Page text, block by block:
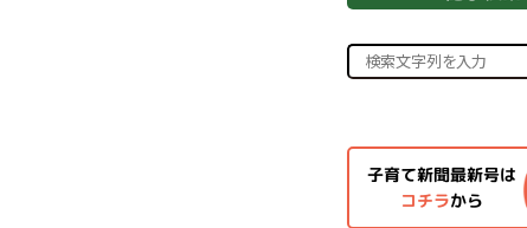
子育て新聞最新号は
コチラから